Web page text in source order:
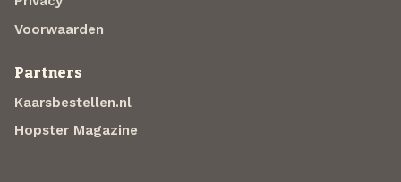
Voorwaarden
Partners
Kaarsbestellen.nl
Hopster Magazine